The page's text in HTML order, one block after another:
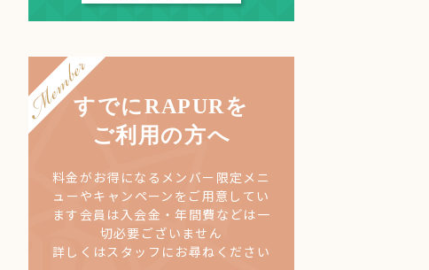
すでにRAPURを
ご利用の方へ
料金がお得になるメンバー限定メニ
ューやキャンペーンをご用意してい
ます 会員は入会金・年間費などは一
切必要ございません
詳しくはスタッフにお尋ねください